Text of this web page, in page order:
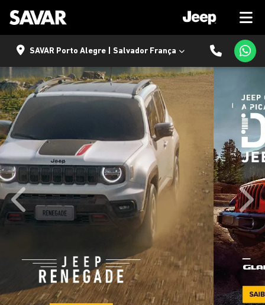
SAVAR Porto Alegre | Salvador França
templates.template-